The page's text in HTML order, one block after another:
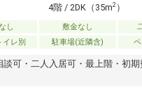
4階 / 2DK（35m2）
し 敷金なし
レ別
駐車場(近隣含)
談可・二人入居可・最上階・初期